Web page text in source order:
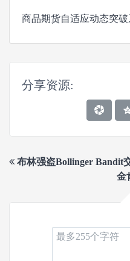
分享资源:
布林强盗Bollinger Bandit
金